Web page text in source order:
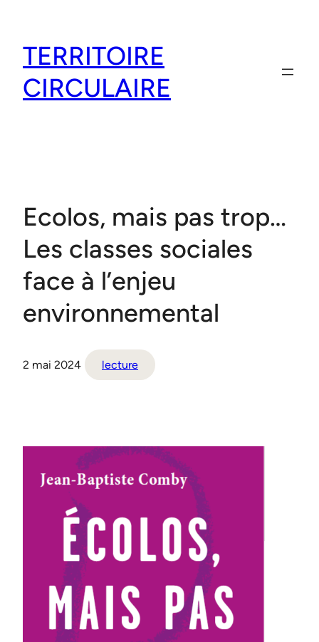
contenu
TERRITOIRE
CIRCULAIRE
Ecolos, mais pas trop…
Les classes sociales
face à l’enjeu
environnemental
2 mai 2024 lecture